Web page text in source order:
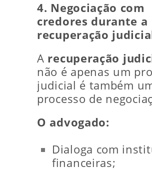
4. Negociação com
credores durante a
recuperação
A recuperação
não é apenas um
judicial é também
processo de
O advogado:
Dialoga com
financeiras;